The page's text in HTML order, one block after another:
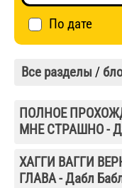
По дате
Все разделы /
ПОЛНОЕ
МНЕ СТРАШНО -
ХАГГИ ВАГГИ
ГЛАВА - Дабл